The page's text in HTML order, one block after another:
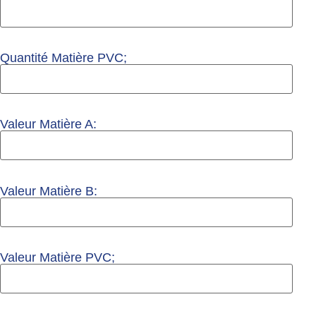
Quantité Matière PVC;
Valeur Matière A:
Valeur Matière B:
Valeur Matière PVC;